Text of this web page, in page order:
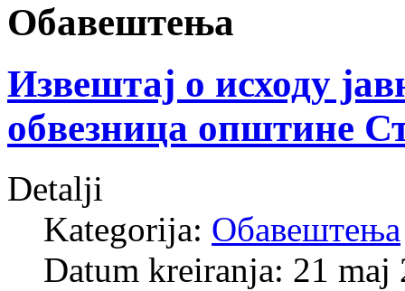
Обавештења
Извештај о исходу
обвезница општине
Detalji
Kategorija: Обавештења
Datum kreiranja: 21 maj